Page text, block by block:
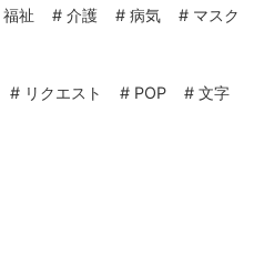
福祉 # 介護 # 病気 # マスク
# リクエスト # POP # 文字